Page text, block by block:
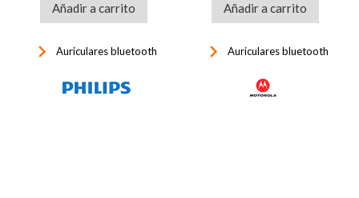
Añadir a carrito
keyboard_arrow_right Auriculares bluetooth
Añadir a carrito
keyboard_arrow_right Auriculares bluetooth